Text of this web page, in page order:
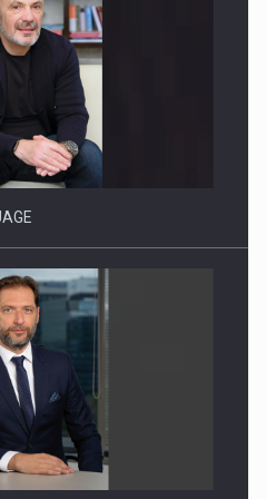
of Protein Demand